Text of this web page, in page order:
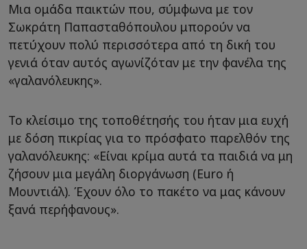
Μια ομάδα παικτών που, σύμφωνα με τον
Σωκράτη Παπασταθόπουλου μπορούν να
πετύχουν πολύ περισσότερα από τη δική του
γενιά όταν αυτός αγωνίζόταν με την φανέλα της
«γαλανόλευκης».
Το κλείσιμο της τοποθέτησής του ήταν μια ευχή
με δόση πικρίας για το πρόσφατο παρελθόν της
γαλανόλευκης: «Είναι κρίμα αυτά τα παιδιά να μη
ζήσουν μια μεγάλη διοργάνωση (Euro ή
Μουντιάλ). Έχουν όλο το πακέτο να μας κάνουν
ξανά περήφανους».